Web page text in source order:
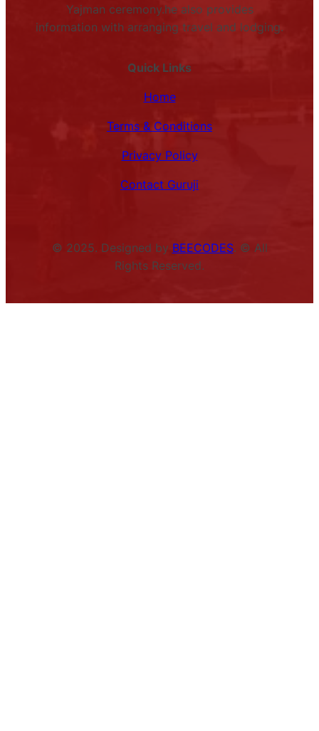
Yajman ceremony.he also provides
information with arranging travel and lodging.
Quick Links
Home
Terms & Conditions
Privacy Policy
Contact Guruji
© 2025. Designed by BEECODES. © All
Rights Reserved.